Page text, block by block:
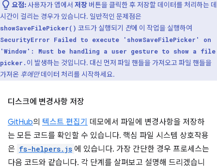
요점: 사용자가 앱에서 저장 버튼을 클릭한 후 저장할 데이터를 처리하는 데
시간이 걸리는 경우가 있습니다. 일반적인 문제점은
showSaveFilePicker() 코드가 실행되기 전에 이 작업을 실행하여
SecurityError Failed to execute 'showSaveFilePicker' on
'Window': Must be handling a user gesture to show a file
picker. 이 발생하는 것입니다. 대신 먼저 파일 핸들을 가져오고 파일 핸들을
가져온 후에만데이터 처리를 시작하세요.
디스크에 변경사항 저장
GitHub의 텍스트 편집기 데모에서 파일에 변경사항을 저장하
는 모든 코드를 확인할 수 있습니다. 핵심 파일 시스템 상호작용
은 fs-helpers.js 에 있습니다. 가장 간단한 경우 프로세스는
다음 코드와 같습니다. 각 단계를 살펴보고 설명해 드리겠습니